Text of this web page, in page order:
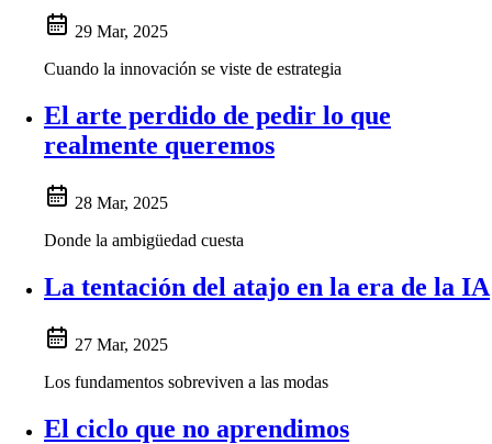
29 Mar, 2025
Cuando la innovación se viste de estrategia
El arte perdido de pedir lo que
realmente queremos
28 Mar, 2025
Donde la ambigüedad cuesta
La tentación del atajo en la era de la IA
27 Mar, 2025
Los fundamentos sobreviven a las modas
El ciclo que no aprendimos